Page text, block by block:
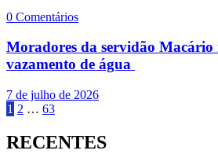
0 Comentários
Moradores da servidão Macário
vazamento de água
7 de julho de 2026
Paginação
de
posts
1 2 … 63
RECENTES